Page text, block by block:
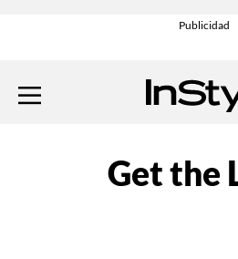
Get the